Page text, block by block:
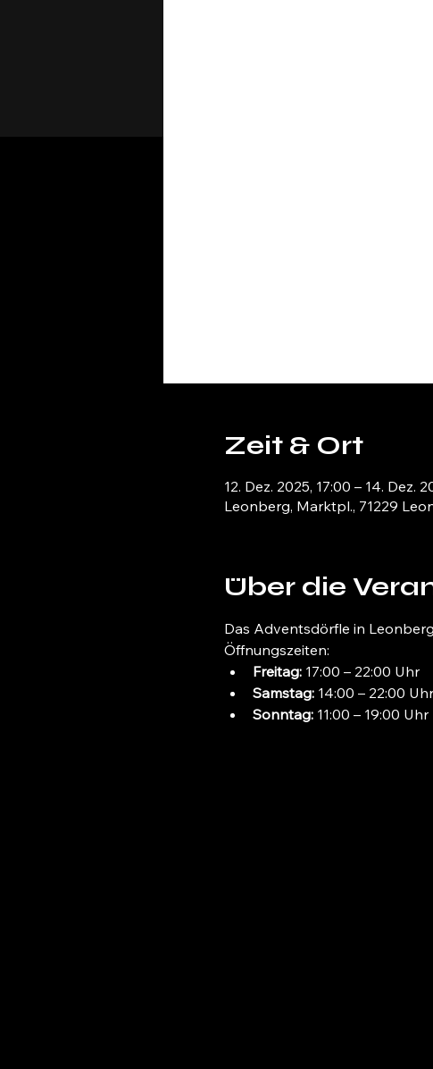
Zeit & Ort
12. Dez. 2025, 17:00 – 14. Dez.
Leonberg, Marktpl., 71229
Über die
Das Adventsdörfle in
Öffnungszeiten:
Freitag: 17:00 – 22:00 Uhr
Samstag: 14:00 – 22:00 Uhr
Sonntag: 11:00 – 19:00 Uhr